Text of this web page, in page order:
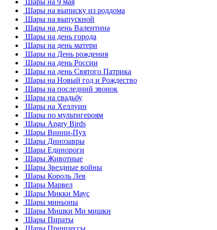
Шары на выписку из роддома
Шары на выпускной
Шары на день Валентина
Шары на день города
Шары на день матери
Шары на День рождения
Шары на день России
Шары на день Святого Патрика
Шары на Новый год и Рождество
Шары на последний звонок
Шары на свадьбу
Шары на Хеллуин
Шары по мультигероям
Шары Angry Birds
Шары Винни-Пух
Шары Динозавры
Шары Единороги
Шары Животные
Шары Звездные войны
Шары Король Лев
Шары Марвел
Шары Микки Маус
Шары миньоны
Шары Мишки Ми мишки
Шары Пираты
Шары Принцессы